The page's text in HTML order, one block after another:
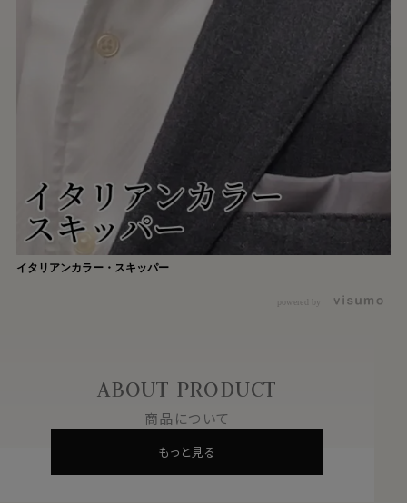
イタリアンカラー・スキッパー
powered by
ABOUT PRODUCT
商品について
もっと見る